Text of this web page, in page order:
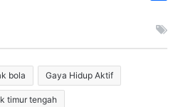
bola Gaya Hidup Aktif
timur tengah